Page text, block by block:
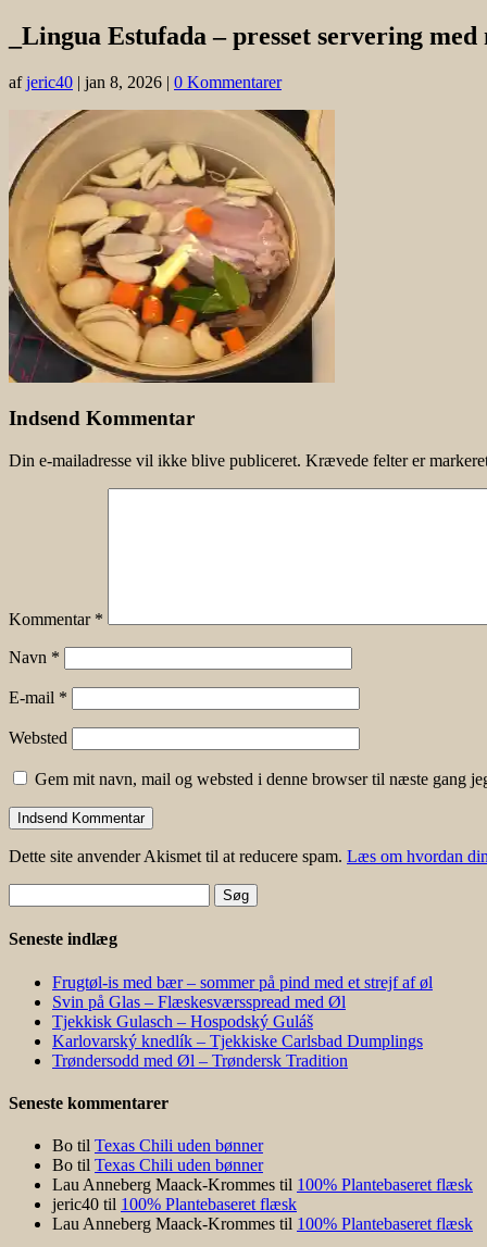
_Lingua Estufada – presset servering
afjeric40 | jan 8, 2026 | 0 Kommentarer
Indsend Kommentar
Din e-mailadresse vil ikke blive publiceret. Krævede felter er
Kommentar *
Navn *
E-mail *
Websted
Gem mit navn, mail og websted i denne browser til næste gang
Dette site anvender Akismet til at reducere spam. Læs om hvordan
efter:
Seneste indlæg
Frugtøl-is med bær – sommer på pind med et strejf af øl
Svin på Glas – Flæskesværsspread med Øl
Tjekkisk Gulasch – Hospodský Guláš
Karlovarský knedlík – Tjekkiske Carlsbad Dumplings
Trøndersodd med Øl – Trøndersk Tradition
Seneste kommentarer
Bo til Texas Chili uden bønner
Bo til Texas Chili uden bønner
Lau Anneberg Maack-Krommes til 100% Plantebaseret flæsk
jeric40 til 100% Plantebaseret flæsk
Lau Anneberg Maack-Krommes til 100% Plantebaseret flæsk